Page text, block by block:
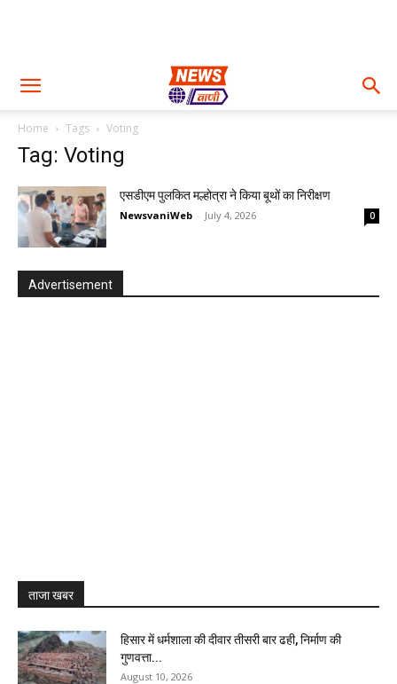
Home Tags Voting
Tag: Voting
एसडीएम पुलकित मल्होत्रा ने किया बूथों का निरीक्षण
NewsvaniWeb - July 4, 2026 0
Advertisement
ताजा खबर
हिसार में धर्मशाला की दीवार तीसरी बार ढही, निर्माण की
गुणवत्ता...
August 10, 2026